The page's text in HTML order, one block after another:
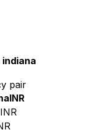
pair
INR
INR